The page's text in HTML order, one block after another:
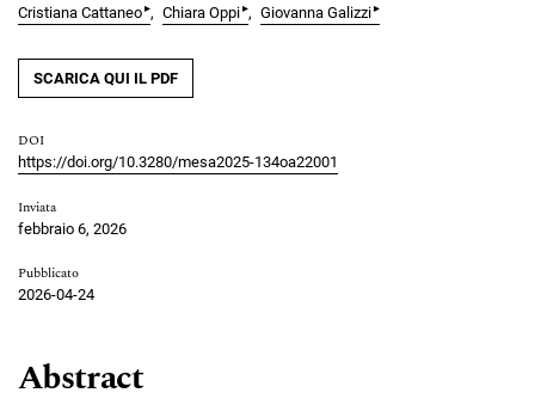
Cristiana Cattaneo▸ Chiara Oppi▸ Giovanna Galizzi▸
SCARICA QUI IL PDF
DOI
https://doi.org/10.3280/mesa2025-134oa22001
Inviata
febbraio 6, 2026
Pubblicato
2026-04-24
Abstract